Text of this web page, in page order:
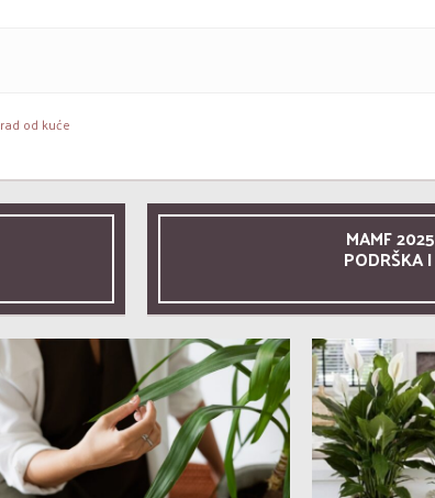
rad od kuće
MAMF
PODRŠKA